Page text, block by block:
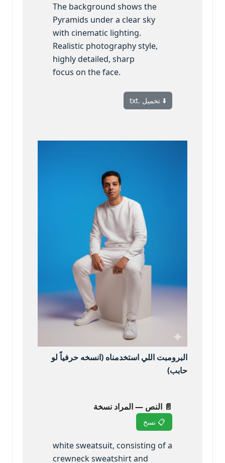
The background shows the
Pyramids under a clear sky
with cinematic lighting.
Realistic photography style,
highly detailed, sharp
focus on the face.
⬇️ تحميل .txt
البرومبت اللي استخدمناه (انسخه حرفياً لو
حابب)
📄 النص — المراد نسخة
📋 نسخ
white sweatsuit, consisting of a
crewneck sweatshirt and